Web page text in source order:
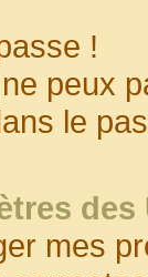
!
peux
le
mes